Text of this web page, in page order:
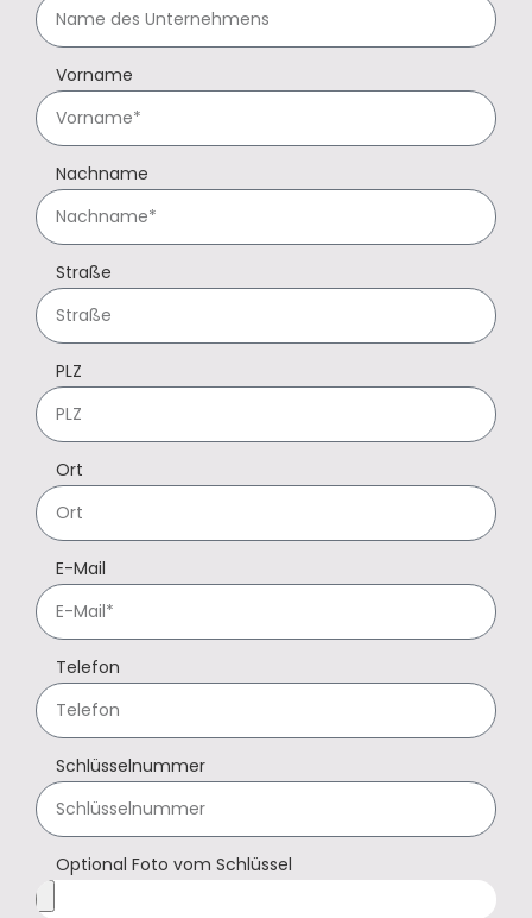
Vorname
Nachname
Straße
PLZ
Ort
E-Mail
Telefon
Schlüsselnummer
Optional Foto vom Schlüssel